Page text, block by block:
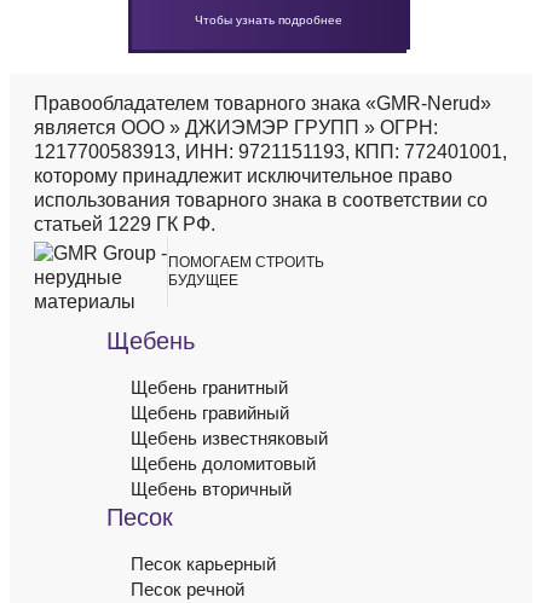
Чтобы узнать подробнее
`` ПОМОГАЕМ СТРОИТЬ
БУДУЩЕЕ
Правообладателем товарного знака «GMR-Nerud»
является ООО » ДЖИЭМЭР ГРУПП » ОГРН:
1217700583913, ИНН: 9721151193, КПП: 772401001,
которому принадлежит исключительное право
использования товарного знака в соответствии со
статьей 1229 ГК РФ.
Щебень
Щебень гранитный
Щебень гравийный
Щебень известняковый
Щебень доломитовый
Щебень вторичный
Песок
Песок карьерный
Песок речной